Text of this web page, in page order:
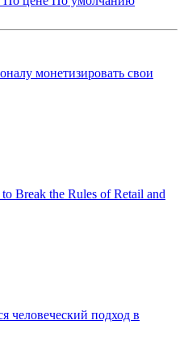
монетизировать свои
Break the Rules of Retail and
человеческий подход в